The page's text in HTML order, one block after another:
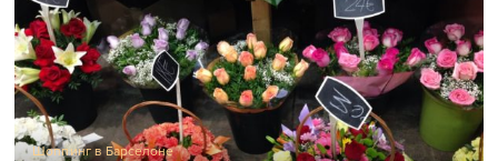
Шоппинг в Барселоне